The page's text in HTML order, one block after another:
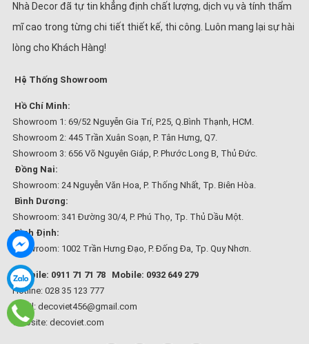
Nhà Decor đã tự tin khẳng định chất lượng, dịch vụ và tính thẩm
mĩ cao trong từng chi tiết thiết kế, thi công. Luôn mang lại sự hài
lòng cho Khách Hàng!
Hệ Thống Showroom
Hồ Chí Minh:
Showroom 1: 69/52 Nguyễn Gia Trí, P.25, Q.Bình Thạnh, HCM.
Showroom 2: 445 Trần Xuân Soạn, P. Tân Hưng, Q7.
Showroom 3: 656 Võ Nguyên Giáp, P. Phước Long B, Thủ Đức.
Đồng Nai:
Showroom: 24 Nguyễn Văn Hoa, P. Thống Nhất, Tp. Biên Hòa.
Bình Dương:
Showroom: 341 Đường 30/4, P. Phú Thọ, Tp. Thủ Dầu Một.
Bình Định:
Showroom: 1002 Trần Hưng Đạo, P. Đống Đa, Tp. Quy Nhơn.
Mobile: 0911 71 71 78
Mobile: 0932 649 279
Hotline: 028 35 123 777
Email: decoviet456@gmail.com
Website: decoviet.com